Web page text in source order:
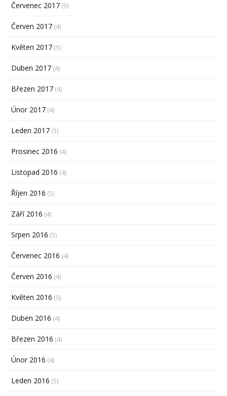
Červenec 2017 (5)
Červen 2017 (4)
Květen 2017 (5)
Duben 2017 (4)
Březen 2017 (4)
Únor 2017 (4)
Leden 2017 (5)
Prosinec 2016 (4)
Listopad 2016 (4)
Říjen 2016 (5)
Září 2016 (4)
Srpen 2016 (5)
Červenec 2016 (4)
Červen 2016 (4)
Květen 2016 (5)
Duben 2016 (4)
Březen 2016 (4)
Únor 2016 (4)
Leden 2016 (5)